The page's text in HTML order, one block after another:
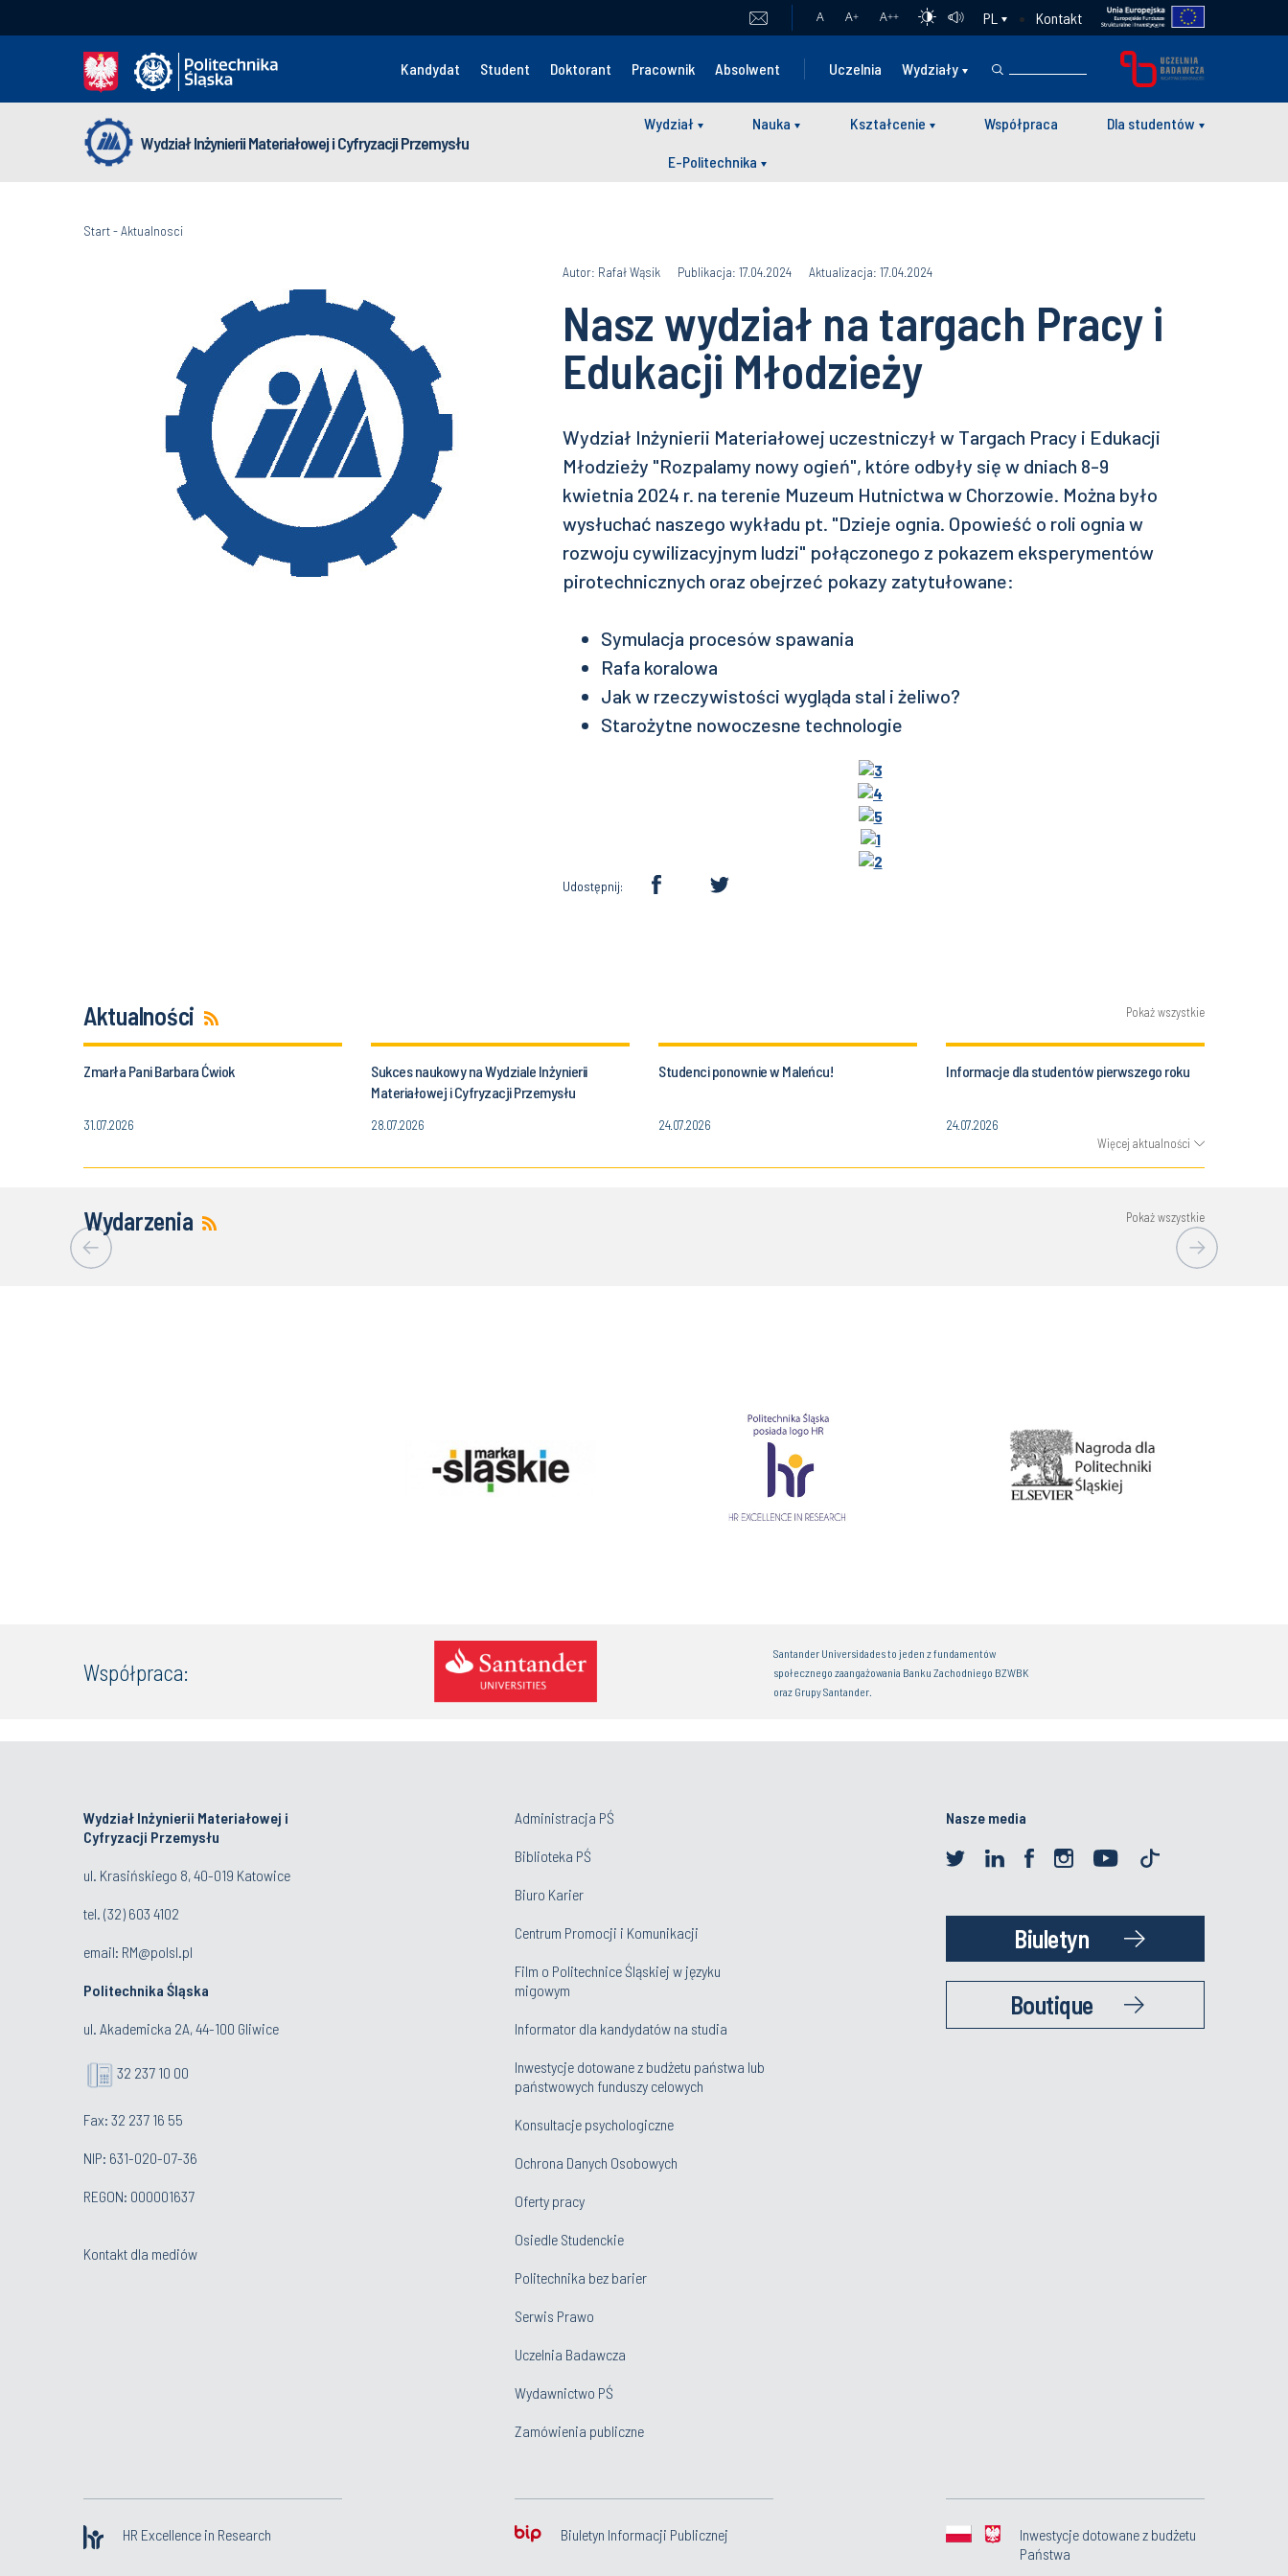
A A+ A++ PL Kontakt
Kandydat Student Doktorant Pracownik Absolwent Uczelnia Wydziały
Wydział Inżynierii Materiałowej i Cyfryzacji Przemysłu
Wydział Nauka Kształcenie Współpraca Dla studentów
E-Politechnika
Start-Aktualnosci
Autor: Rafał Wąsik Publikacja: 17.04.2024 Aktualizacja: 17.04.2024
Nasz wydział na targach Pracy i
Edukacji Młodzieży
Wydział Inżynierii Materiałowej uczestniczył w Targach Pracy i Edukacji
Młodzieży "Rozpalamy nowy ogień", które odbyły się w dniach 8-9
kwietnia 2024 r. na terenie Muzeum Hutnictwa w Chorzowie. Można było
wysłuchać naszego wykładu pt. "Dzieje ognia. Opowieść o roli ognia w
rozwoju cywilizacyjnym ludzi" połączonego z pokazem eksperymentów
pirotechnicznych oraz obejrzeć pokazy zatytułowane:
Symulacja procesów spawania
Rafa koralowa
Jak w rzeczywistości wygląda stal i żeliwo?
Starożytne nowoczesne technologie
Udostępnij:
Aktualności Pokaż wszystkie
Zmarła Pani Barbara Ćwiok
31.07.2026
Sukces naukowy na Wydziale Inżynierii
Materiałowej i Cyfryzacji Przemysłu
28.07.2026
Studenci ponownie w Maleńcu!
24.07.2026
Informacje dla studentów pierwszego roku
24.07.2026
Więcej aktualności
Wydarzenia Pokaż wszystkie
Współpraca:
Santander Universidades to jeden z fundamentów
społecznego zaangażowania Banku Zachodniego BZWBK
oraz Grupy Santander.
Wydział Inżynierii Materiałowej i
Cyfryzacji Przemysłu
ul. Krasińskiego 8, 40-019 Katowice
tel. (32) 603 4102
email: RM@polsl.pl
Politechnika Śląska
ul. Akademicka 2A, 44-100 Gliwice
32 237 10 00
Fax: 32 237 16 55
NIP: 631-020-07-36
REGON: 000001637
Kontakt dla mediów
Administracja PŚ
Biblioteka PŚ
Biuro Karier
Centrum Promocji i Komunikacji
Film o Politechnice Śląskiej w języku
migowym
Informator dla kandydatów na studia
Inwestycje dotowane z budżetu państwa lub
państwowych funduszy celowych
Konsultacje psychologiczne
Ochrona Danych Osobowych
Oferty pracy
Osiedle Studenckie
Politechnika bez barier
Serwis Prawo
Uczelnia Badawcza
Wydawnictwo PŚ
Zamówienia publiczne
Nasze media
Biuletyn
Boutique
HR Excellence in Research Biuletyn Informacji Publicznej
Inwestycje dotowane z budżetu
Państwa